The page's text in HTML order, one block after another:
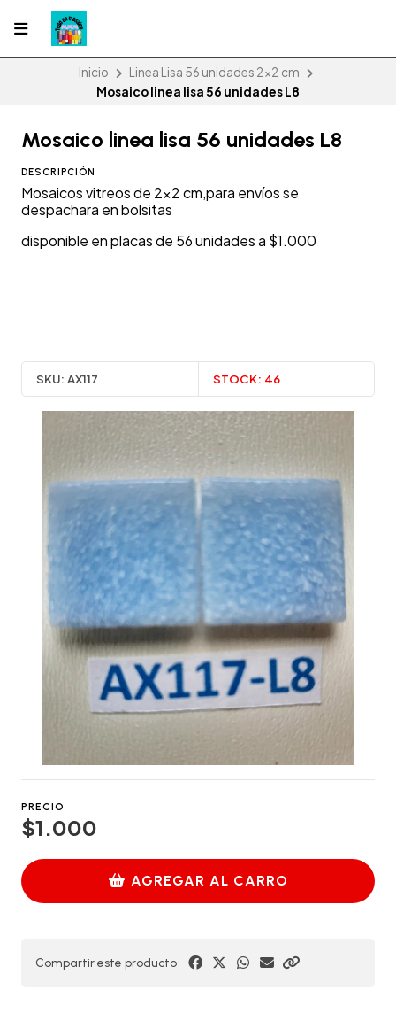
Inicio
Linea Lisa 56 unidades 2x2 cm
Mosaico linea lisa 56 unidades L8
Mosaico linea lisa 56 unidades L8
DESCRIPCIÓN
Mosaicos vitreos de 2x2 cm,para envíos se
despachara en bolsitas
disponible en placas de 56 unidades a $1.000
SKU: AX117 STOCK: 46
PRECIO
$1.000
AGREGAR AL CARRO
Compartir este producto